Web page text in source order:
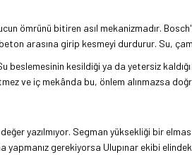
ömrünü bitiren asıl mekanizmadır.
arasına girip kesmeyi durdurur. Su,
beslemesinin kesildiği ya da yetersiz
ve iç mekânda bu, önlem alınmazsa
yazılmıyor. Segman yüksekliği bir elmas
yapmanız gerekiyorsa Ulupınar ekibi